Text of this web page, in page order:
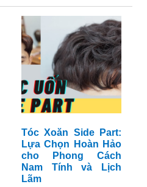
Tóc Xoăn Side Part:
Lựa Chọn Hoàn Hảo
cho Phong Cách
Nam Tính và Lịch
Lãm